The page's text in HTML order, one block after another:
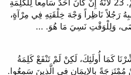
رَجُلاً نَاظِراً وَجْهَ خِلْقَتِهِ فِي مِرْآةٍ،
كَمَا أُولَئِكَ، لَكِنْ لَمْ تَنْفَعْ كَلِمَةُ
مُمْتَزِجَةً بِالإِيمَانِ فِي الَّذِينَ سَمِعُوا.